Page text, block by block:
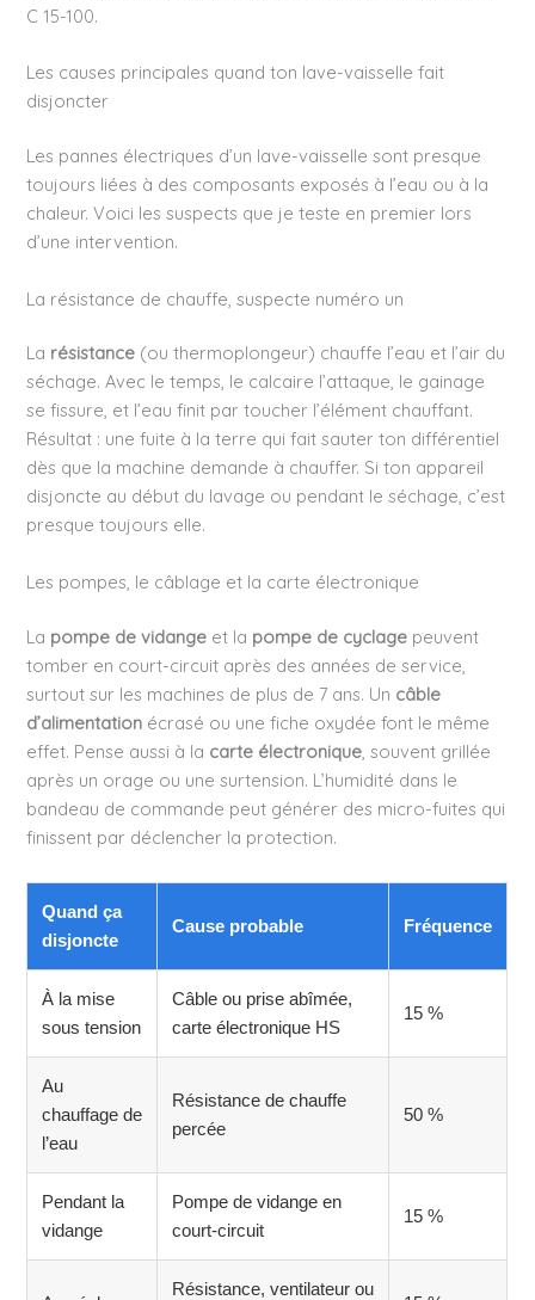
C 15-100.
Les causes principales quand ton lave-vaisselle fait
disjoncter
Les pannes électriques d’un lave-vaisselle sont presque
toujours liées à des composants exposés à l’eau ou à la
chaleur. Voici les suspects que je teste en premier lors
d’une intervention.
La résistance de chauffe, suspecte numéro un
La résistance (ou thermoplongeur) chauffe l’eau et l’air du
séchage. Avec le temps, le calcaire l’attaque, le gainage
se fissure, et l’eau finit par toucher l’élément chauffant.
Résultat : une fuite à la terre qui fait sauter ton différentiel
dès que la machine demande à chauffer. Si ton appareil
disjoncte au début du lavage ou pendant le séchage, c’est
presque toujours elle.
Les pompes, le câblage et la carte électronique
La pompe de vidange et la pompe de cyclage peuvent
tomber en court-circuit après des années de service,
surtout sur les machines de plus de 7 ans. Un câble
d’alimentation écrasé ou une fiche oxydée font le même
effet. Pense aussi à la carte électronique , souvent grillée
après un orage ou une surtension. L’humidité dans le
bandeau de commande peut générer des micro-fuites qui
finissent par déclencher la protection.
Quand ça
disjoncte
Cause probable Fréquence
À la mise
sous tension
Câble ou prise abîmée,
carte électronique HS
15 %
Au
chauffage de
l’eau
Résistance de chauffe
percée
50 %
Pendant la
vidange
Pompe de vidange en
court-circuit
15 %
Résistance, ventilateur ou